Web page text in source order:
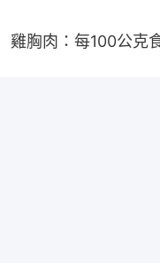
雞胸肉：每100公克